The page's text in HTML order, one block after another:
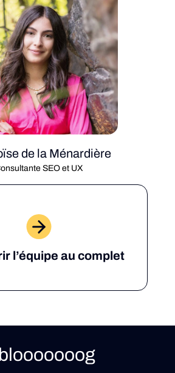
de la Ménardière
SEO et UX
l’équipe au complet